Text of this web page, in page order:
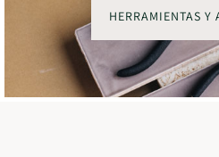
HERRAMIENTAS Y